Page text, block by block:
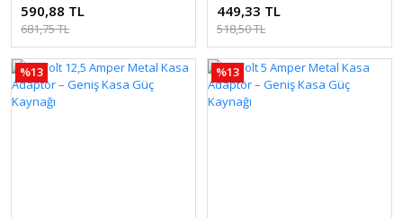
590,88 TL
681,75 TL
449,33 TL
518,50 TL
%13 %13